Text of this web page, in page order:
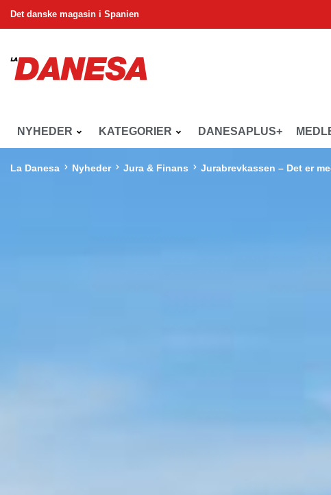
Det danske magasin i Spanien
NYHEDER KATEGORIER DANESAPLUS+
La Danesa Nyheder Jura & Finans Jurabrevkassen – Det er